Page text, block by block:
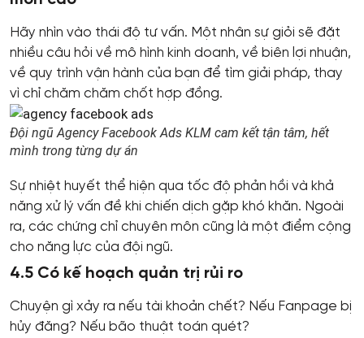
Hãy nhìn vào thái độ tư vấn. Một nhân sự giỏi sẽ đặt
nhiều câu hỏi về mô hình kinh doanh, về biên lợi nhuận,
về quy trình vận hành của bạn để tìm giải pháp, thay
vì chỉ chăm chăm chốt hợp đồng.
Đội ngũ Agency Facebook Ads KLM cam kết tận tâm, hết
mình trong từng dự án
Sự nhiệt huyết thể hiện qua tốc độ phản hồi và khả
năng xử lý vấn đề khi chiến dịch gặp khó khăn. Ngoài
ra, các chứng chỉ chuyên môn cũng là một điểm cộng
cho năng lực của đội ngũ.
4.5 Có kế hoạch quản trị rủi ro
Chuyện gì xảy ra nếu tài khoản chết? Nếu Fanpage bị
hủy đăng? Nếu bão thuật toán quét?